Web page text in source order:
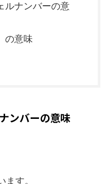
ルナンバーの意
の意味
ンバーの意味
す。